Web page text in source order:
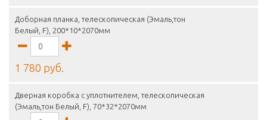
Доборная планка, телескопическая (Эмаль,тон
Белый, F), 200*10*2070мм
1 780 руб.
Дверная коробка с уплотнителем, телескопическая
(Эмаль,тон Белый, F), 70*32*2070мм